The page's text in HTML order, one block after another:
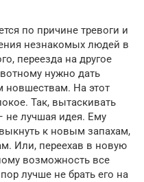
по причине тревоги и
незнакомых людей в
переезда на другое
нужно дать
новшествам. На этот
Так, вытаскивать
не лучшая идея. Ему
к новым запахам,
Или, переехав в новую
возможность все
лучше не брать его на